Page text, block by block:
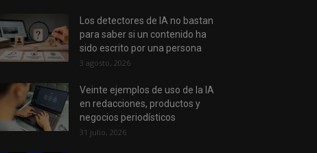
Los detectores de IA no bastan
para saber si un contenido ha
sido escrito por una persona
3 agosto, 2026
Veinte ejemplos de uso de la IA
en redacciones, productos y
negocios periodísticos
31 julio, 2026